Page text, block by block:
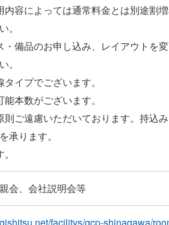
内容によっては通常料金とは別途割
。
・備品のお申し込み、レイアウトを
。
イプでございます。
本数がございます。
則ご遠慮いただいております。持込
承ります。
会、会社説明会等